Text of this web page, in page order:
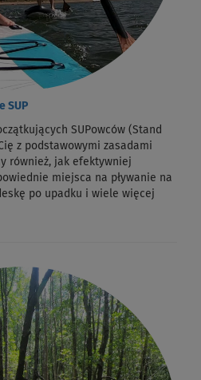
SUP
SUPowców (Stand
z podstawowymi zasadami
również, jak efektywniej
miejsca na pływanie na
po upadku i wiele więcej